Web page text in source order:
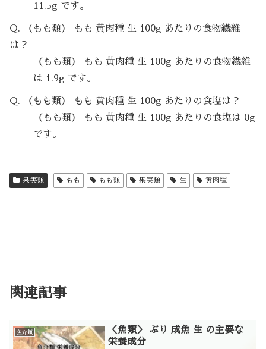
11.5g です。
Q. （もも類） もも 黄肉種 生 100g あたりの食物繊維
は？
（もも類） もも 黄肉種 生 100g あたりの食物繊維
は 1.9g です。
Q. （もも類） もも 黄肉種 生 100g あたりの食塩は？
（もも類） もも 黄肉種 生 100g あたりの食塩は 0g
です。
果実類 もも もも類 果実類 生 黄肉種
関連記事
魚介類
＜魚類＞ ぶり 成魚 生 の主要な
栄養成分